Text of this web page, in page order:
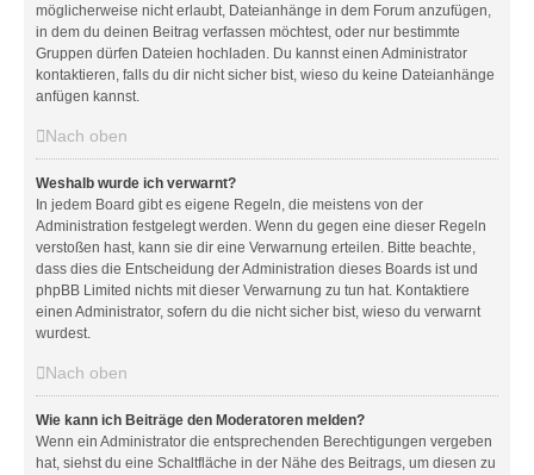
möglicherweise nicht erlaubt, Dateianhänge in dem Forum anzufügen,
in dem du deinen Beitrag verfassen möchtest, oder nur bestimmte
Gruppen dürfen Dateien hochladen. Du kannst einen Administrator
kontaktieren, falls du dir nicht sicher bist, wieso du keine Dateianhänge
anfügen kannst.
Nach oben
Weshalb wurde ich verwarnt?
In jedem Board gibt es eigene Regeln, die meistens von der
Administration festgelegt werden. Wenn du gegen eine dieser Regeln
verstoßen hast, kann sie dir eine Verwarnung erteilen. Bitte beachte,
dass dies die Entscheidung der Administration dieses Boards ist und
phpBB Limited nichts mit dieser Verwarnung zu tun hat. Kontaktiere
einen Administrator, sofern du die nicht sicher bist, wieso du verwarnt
wurdest.
Nach oben
Wie kann ich Beiträge den Moderatoren melden?
Wenn ein Administrator die entsprechenden Berechtigungen vergeben
hat, siehst du eine Schaltfläche in der Nähe des Beitrags, um diesen zu